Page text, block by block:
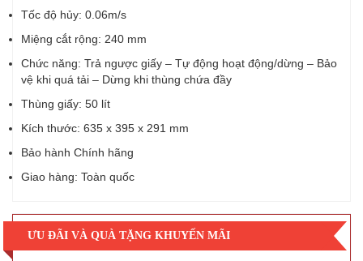
Tốc độ hủy: 0.06m/s
Miệng cắt rộng: 240 mm
Chức năng: Trả ngược giấy – Tự động hoạt động/dừng – Bảo
vệ khi quá tải – Dừng khi thùng chứa đầy
Thùng giấy: 50 lít
Kích thước: 635 x 395 x 291 mm
Bảo hành Chính hãng
Giao hàng: Toàn quốc
ƯU ĐÃI VÀ QUÀ TẶNG KHUYẾN MÃI